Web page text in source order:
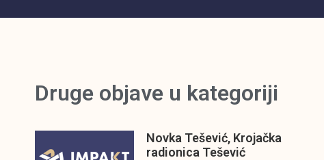
Druge objave u kategoriji
Novka Tešević, Krojačka
radionica Tešević